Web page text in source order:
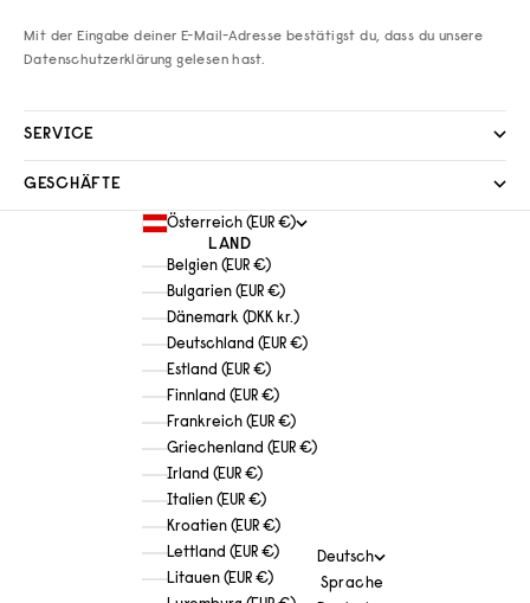
Mit der Eingabe deiner E-Mail-Adresse bestätigst du, dass du unsere
Datenschutzerklärung gelesen hast.
SERVICE
GESCHÄFTE
Österreich (EUR €)
LAND
Belgien (EUR €)
Bulgarien (EUR €)
Dänemark (DKK kr.)
Deutschland (EUR €)
Estland (EUR €)
Finnland (EUR €)
Frankreich (EUR €)
Griechenland (EUR €)
Irland (EUR €)
Italien (EUR €)
Kroatien (EUR €)
Lettland (EUR €)
Litauen (EUR €)
Deutsch
Sprache